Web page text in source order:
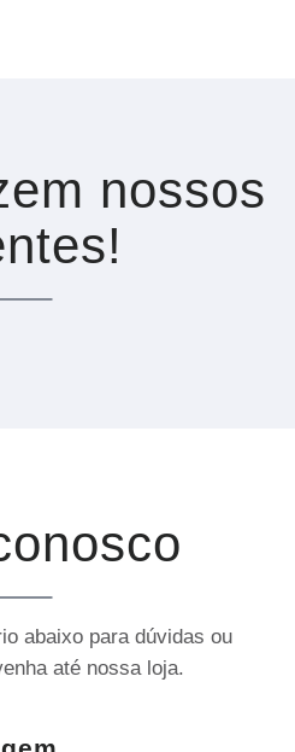
nossos
abaixo para dúvidas ou
até nossa loja.